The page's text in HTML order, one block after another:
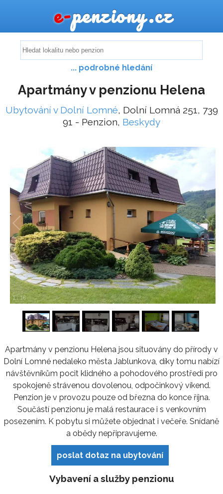
e-penziony.cz
... podrobné hledání
Apartmány v penzionu Helena
Ubytování v Dolní Lomné, Dolní Lomná 251, 739
91 - Penzion, Beskydy
1/16
Apartmány v penzionu Helena jsou situovány do přírody v
Dolní Lomné nedaleko města Jablunkova, díky tomu nabízí
návštěvníkům pocit klidného a pohodového prostředí pro
spokojeně strávenou dovolenou, odpočinkový víkend.
Penzion je v provozu pouze od března do konce října.
Součástí penzionu je malá restaurace i s venkovním
posezením. K pobytu si můžete objednat i večeře. Snídaně
a obědy nepřipravujeme.
poslat dotaz na ubytování
Vybavení a služby penzionu